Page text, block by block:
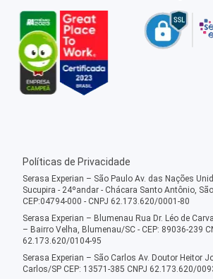
Políticas de Privacidade
Serasa Experian – São Paulo Av. das Nações
Sucupira - 24ºandar - Chácara Santo Antônio,
CEP:04794-000 - CNPJ 62.173.620/0001-80
Serasa Experian – Blumenau Rua Dr. Léo de
– Bairro Velha, Blumenau/SC - CEP: 89036-239
62.173.620/0104-95
Serasa Experian – São Carlos Av. Doutor Heitor
Carlos/SP CEP: 13571-385 CNPJ 62.173.620/